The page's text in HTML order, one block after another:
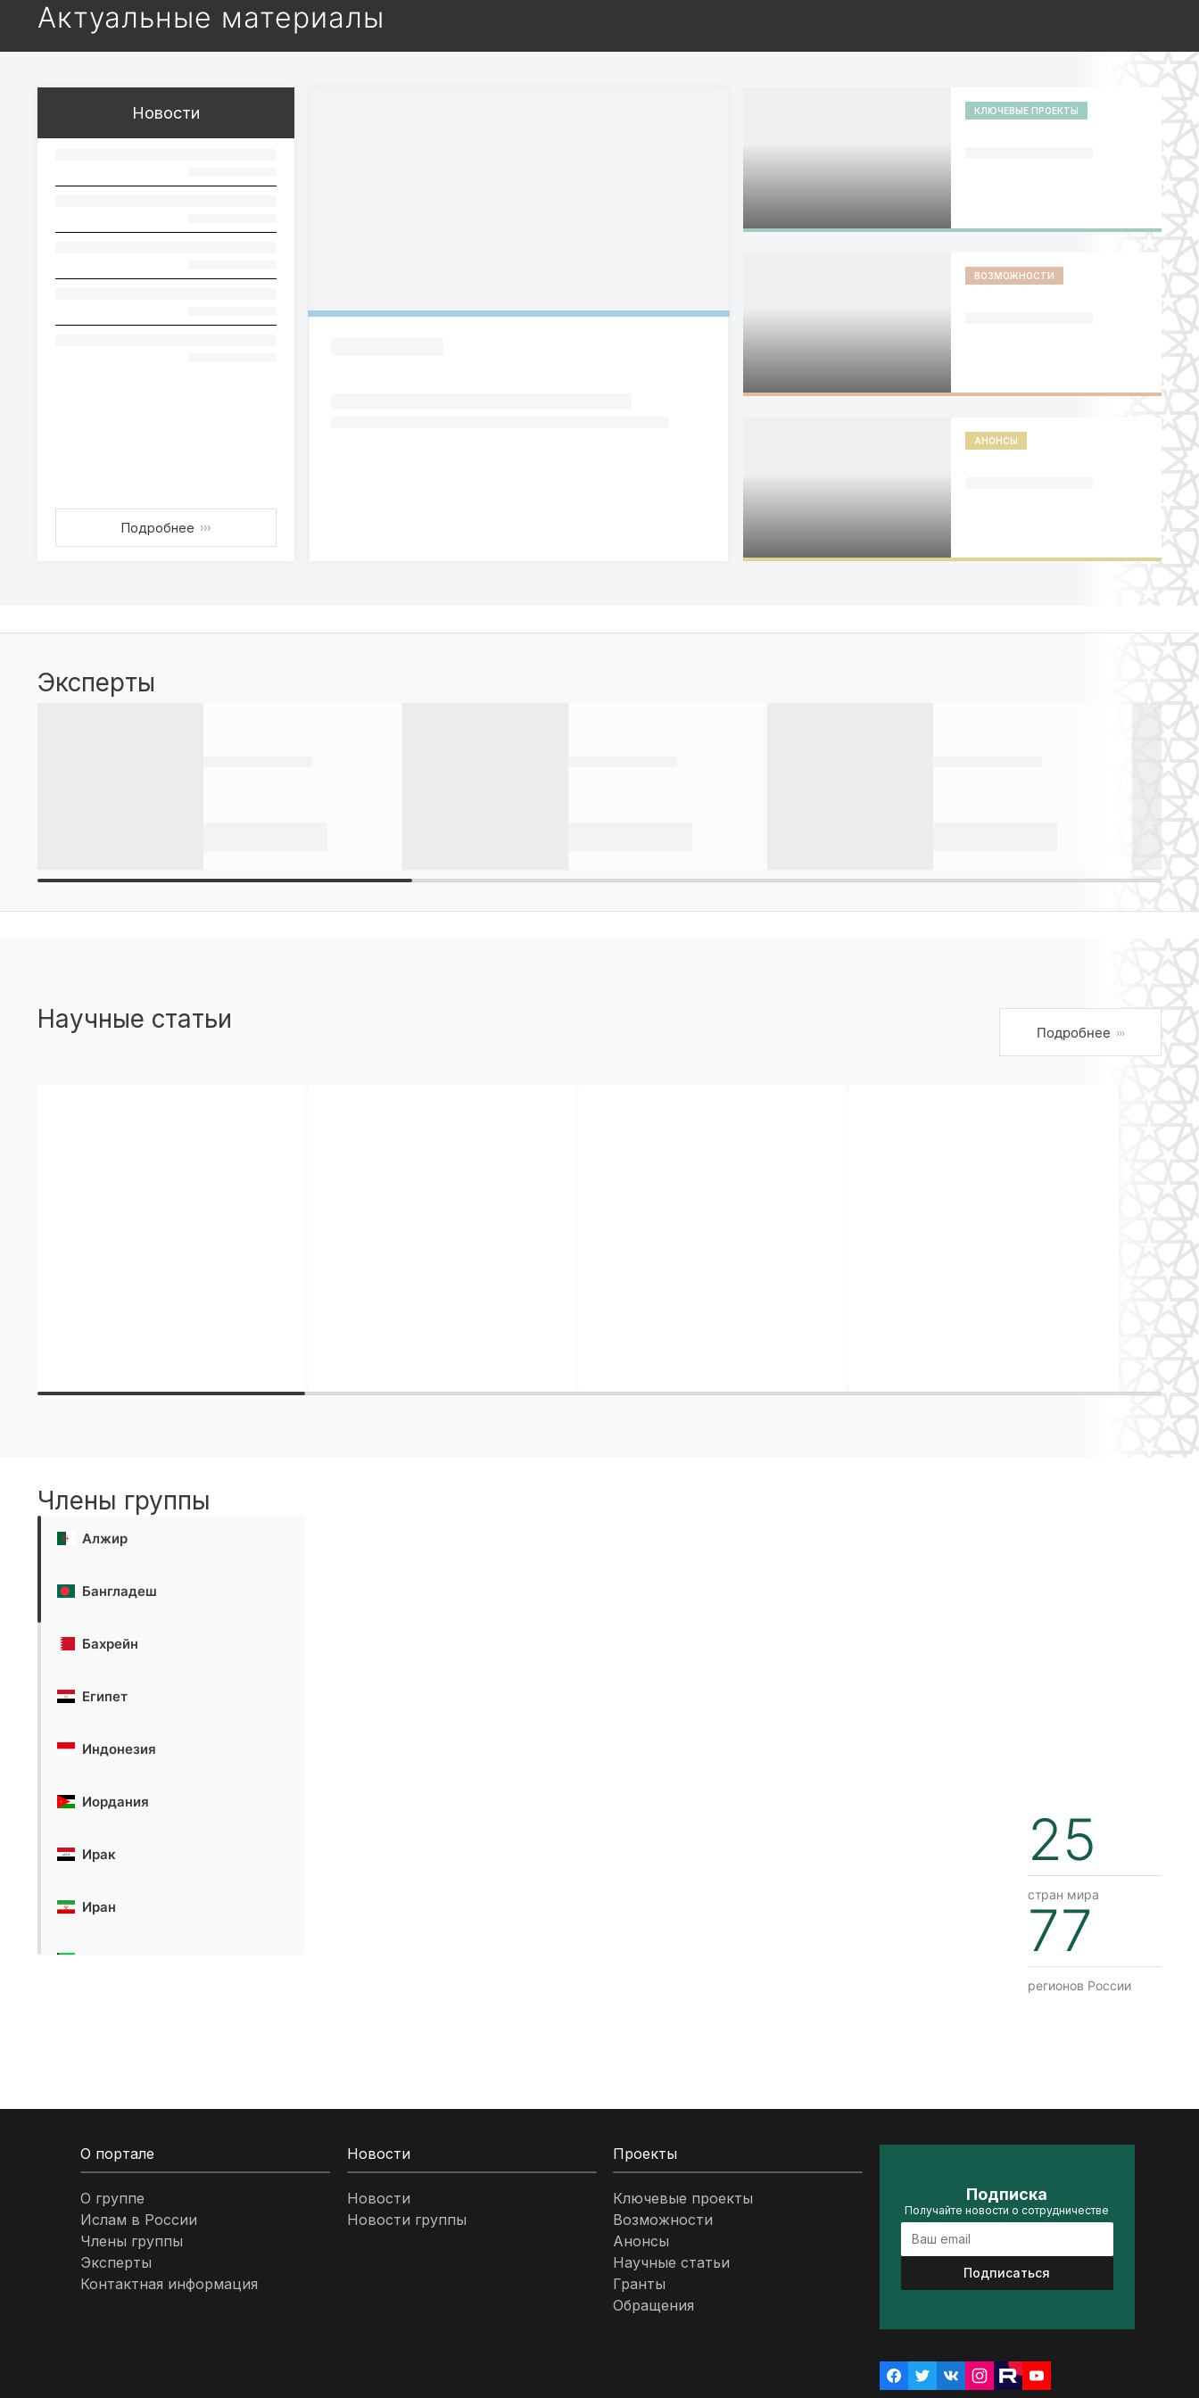
Актуальные материалы
Новости
Подробнее ›››
КЛЮЧЕВЫЕ ПРОЕКТЫ
ВОЗМОЖНОСТИ
АНОНСЫ
Эксперты
Научные статьи Подробнее ›››
Члены группы
Алжир
Бангладеш
Бахрейн
Египет
Индонезия
Иордания
Ирак
Иран
Малайзия
Марокко
Нигерия
25
стран мира
77
регионов России
О портале
О группе
Ислам в России
Члены группы
Эксперты
Контактная информация
Новости
Новости
Новости группы
Проекты
Ключевые проекты
Возможности
Анонсы
Научные статьи
Гранты
Обращения
Подписка
Получайте новости о сотрудничестве
Подписаться